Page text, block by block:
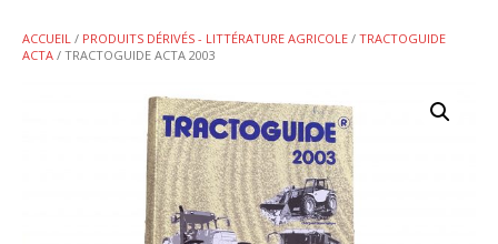
ACCUEIL / PRODUITS DÉRIVÉS - LITTÉRATURE AGRICOLE / TRACTOGUIDE
ACTA / TRACTOGUIDE ACTA 2003